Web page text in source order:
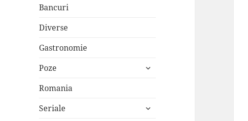
Bancuri
Diverse
Gastronomie
Poze
expand
Romania
Seriale
expand